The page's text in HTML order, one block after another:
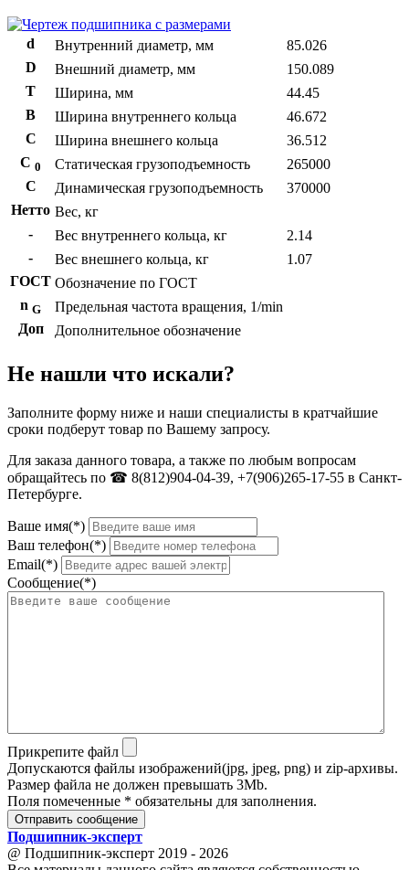
d Внутренний диаметр, мм
85.026
D
Внешний диаметр, мм
150.089
T
Ширина, мм
44.45
B
Ширина внутреннего кольца
46.672
С
Ширина внешнего кольца
36.512
С 0 Статическая грузоподъемность
265000
C
Динамическая грузоподъемность
370000
Нетто Вес, кг
-
Вес внутреннего кольца, кг
2.14
-
Вес внешнего кольца, кг
1.07
ГОСТ Обозначение по ГОСТ
n G
Предельная частота вращения, 1/min
Доп
Дополнительное обозначение
Не нашли что искали?
Заполните форму ниже и наши специалисты в кратчайшие
сроки подберут товар по Вашему запросу.
Для заказа данного товара, а также по любым вопросам
обращайтесь по ☎ 8(812)904-04-39, +7(906)265-17-55 в Санкт-
Петербурге.
Ваше имя(*)
Ваш телефон(*)
Email(*)
Сообщение(*)
Прикрепите файл
Допускаются файлы изображений(jpg, jpeg, png) и zip-архивы.
Размер файла не должен превышать 3Mb.
Поля помеченные * обязательны для заполнения.
Отправить сообщение
Подшипник-эксперт
@ Подшипник-эксперт 2019 - 2026